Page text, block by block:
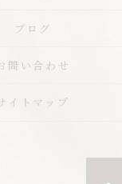
ブログ
問い合わせ
イトマップ